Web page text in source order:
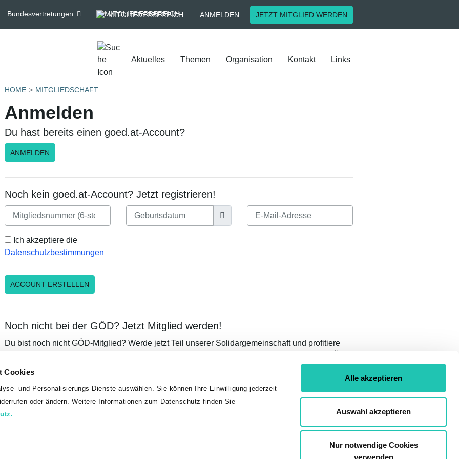
Cookies
und Personalisierungs-Dienste auswählen. Sie können Ihre Einwilligung jederzeit
oder ändern. Weitere Informationen zum Datenschutz finden Sie
Alle akzeptieren
Auswahl akzeptieren
Nur notwendige Cookies
verwenden
Bundesvertretungen MITGLIEDERBEREICH ANMELDEN JETZT MITGLIED WERDEN
Aktuelles Themen Organisation Kontakt Links
HOME MITGLIEDSCHAFT
Anmelden
Du hast bereits einen goed.at-Account?
ANMELDEN
Noch kein goed.at-Account? Jetzt registrieren!
Ich akzeptiere die
Datenschutzbestimmungen
Noch nicht bei der GÖD? Jetzt Mitglied werden!
Du bist noch nicht GÖD-Mitglied? Werde jetzt Teil unserer Solidargemeinschaft und profitiere
Mitglieder!
MITGLIED WERDEN